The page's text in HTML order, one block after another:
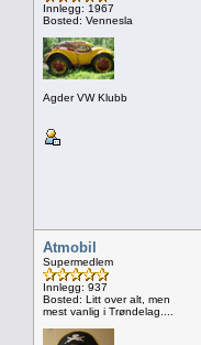
Innlegg: 1967
Bosted: Vennesla
Agder VW Klubb
Atmobil
Supermedlem
Innlegg: 937
Bosted: Litt over alt, men
mest vanlig i Trøndelag....